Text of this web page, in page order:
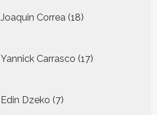
Joaquin Correa 18
producten
Yannick Carrasco 17
producten
Edin Dzeko 7
producten